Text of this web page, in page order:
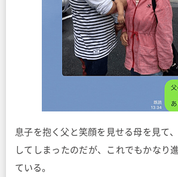
息子を抱く父と笑顔を見せる母を見て
してしまったのだが、これでもかなり
ている。